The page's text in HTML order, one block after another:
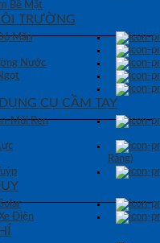
Bề Mặt
TRƯỜNG
Mặn
Nước
CỤ CẦM TAY
Mũi Ren
Răng)
Điện